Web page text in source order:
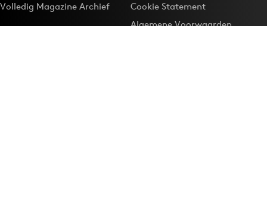
Volledig Magazine Archief
Cookie Statement
Algemene Voorwaarden